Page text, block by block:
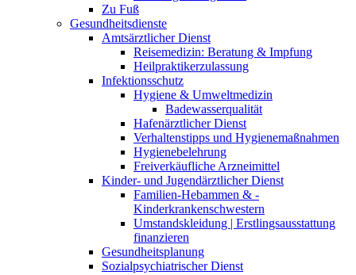
Zu Fuß
Gesundheitsdienste
Amtsärztlicher Dienst
Reisemedizin: Beratung & Impfung
Heilpraktikerzulassung
Infektionsschutz
Hygiene & Umweltmedizin
Badewasserqualität
Hafenärztlicher Dienst
Verhaltenstipps und Hygienemaßnahmen
Hygienebelehrung
Freiverkäufliche Arzneimittel
Kinder- und Jugendärztlicher Dienst
Familien-Hebammen & -
Kinderkrankenschwestern
Umstandskleidung | Erstlingsausstattung
finanzieren
Gesundheitsplanung
Sozialpsychiatrischer Dienst